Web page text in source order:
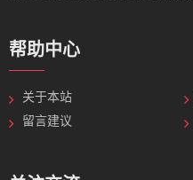
帮助中心
关于本站
留言建议